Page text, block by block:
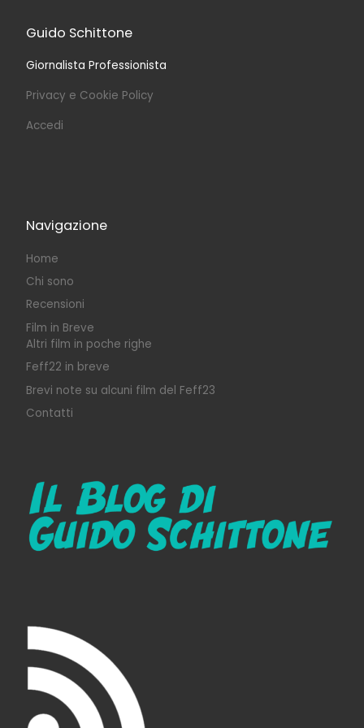
Guido Schittone
Giornalista Professionista
Privacy e Cookie Policy
Accedi
Navigazione
Home
Chi sono
Recensioni
Film in Breve
Altri film in poche righe
Feff22 in breve
Brevi note su alcuni film del Feff23
Contatti